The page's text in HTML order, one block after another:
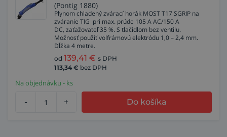
(Pontig 1880)
Plynom chladený zvárací horák MOST T17 SGRIP na
zváranie TIG pri max. prúde 105 A AC/150 A
DC, zaťažovateľ 35 %. S tlačidlom bez ventilu.
Možnosť použiť volfrámovú elektródu 1,0 – 2,4 mm.
Dĺžka 4 metre.
od 139,41 € s DPH
113,34 € bez DPH
Na objednávku - ks
- + Do košíka